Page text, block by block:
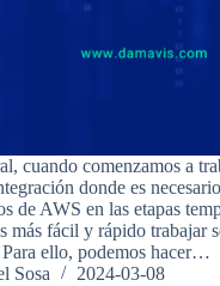
cuando comenzamos a
donde es
de AWS en las etapas
más fácil y rápido trabajar
ello, podemos hacer…
Sosa
2024-03-08